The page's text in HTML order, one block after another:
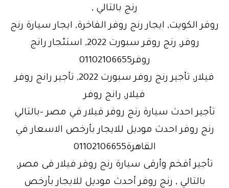
رنج بالتالي ,
روفر الكويت, ايجار رنج روفر الفاخرة, ايجار سيارة رنج
روفر, رنج روفر سبورت 2022, استئجار رانج
روفر01102106655
فيلار, تأجير رنج روفر سبورت 2022, تأجير رانج روفر
فيلار, رانج روفر
تأجير احدث سيارة رنج روفر فيلار في مصر –بالتالي
رنج روفر احدث موديل للايجار بأرخص الاسعار في
القاهرة01102106655
تأجير أفخم وأرقى سيارة رنج روفر فيلار فى مصر,
بالتالي , رنج روفر أحدث موديل للايجار بأرخص